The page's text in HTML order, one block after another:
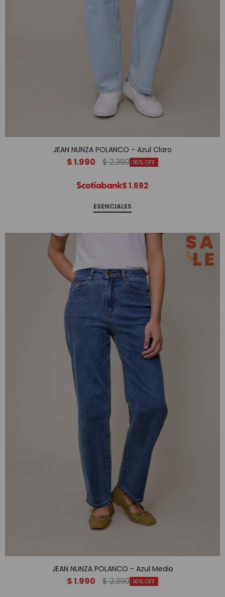
JEAN NUNZA POLANCO - Azul Claro
$1.990 $2.390 16
$1.692
ESENCIALES
JEAN NUNZA POLANCO - Azul Medio
$1.990 $2.390 16